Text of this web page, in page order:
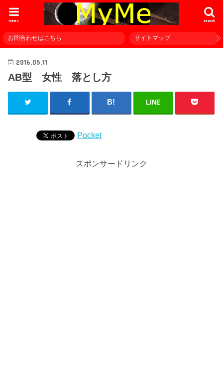
search
menu
お問合わせはこちら サイトマップ
2016.05.11
AB型 女性 落とし方
LINE
Pocket
スポンサードリンク